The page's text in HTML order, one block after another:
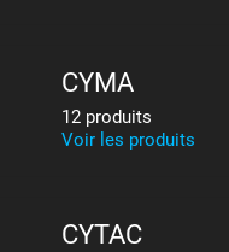
CYMA
12 produits
Voir les produits
CYTAC